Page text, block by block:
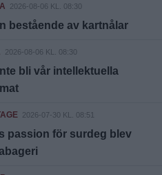
2026-08-06 KL. 08:30
bestående av kartnålar
2026-08-06 KL. 08:30
bli vår intellektuella
2026-07-30 KL. 08:51
passion för surdeg blev